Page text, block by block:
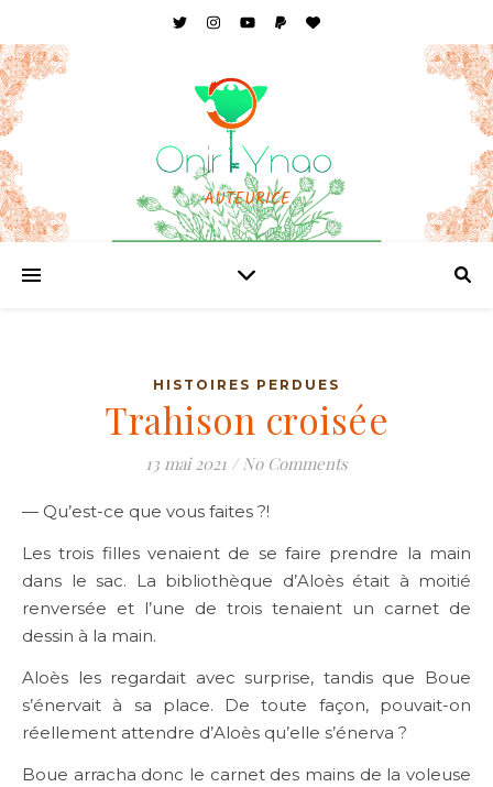
AUTEURICE
HISTOIRES PERDUES
Trahison croisée
13 mai 2021 / No Comments
— Qu’est-ce que vous faites ?!
Les trois filles venaient de se faire prendre la main
dans le sac. La bibliothèque d’Aloès était à moitié
renversée et l’une de trois tenaient un carnet de
dessin à la main.
Aloès les regardait avec surprise, tandis que Boue
s’énervait à sa place. De toute façon, pouvait-on
réellement attendre d’Aloès qu’elle s’énerva ?
Boue arracha donc le carnet des mains de la voleuse